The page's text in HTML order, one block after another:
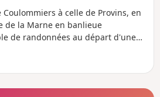
à celle de Provins, en
de la Marne en banlieue
de randonnées au départ d'une